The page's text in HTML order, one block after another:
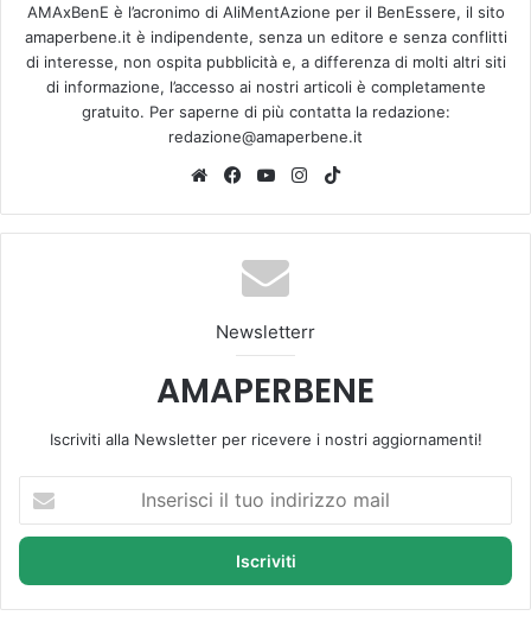
AMAxBenE è l’acronimo di AliMentAzione per il BenEssere, il sito
amaperbene.it è indipendente, senza un editore e senza conflitti
di interesse, non ospita pubblicità e, a differenza di molti altri siti
di informazione, l’accesso ai nostri articoli è completamente
gratuito. Per saperne di più contatta la redazione:
redazione@amaperbene.it
We
te
Fa
bo
ok
Yo
Tu
be
Ins
ra
k
Newsletterr
AMAPERBENE
Iscriviti alla Newsletter per ricevere i nostri aggiornamenti!
s
r
i